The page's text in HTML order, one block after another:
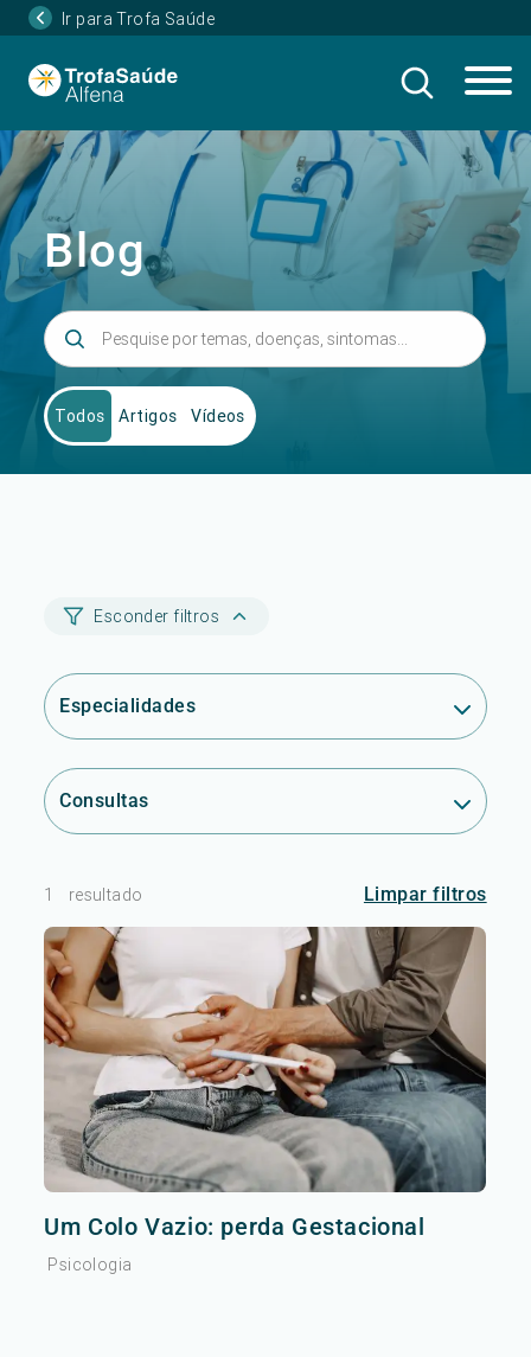
Ir para Trofa Saúde
Blog
Todos Artigos Vídeos
Esconder filtros
Especialidades
Consultas
1 resultado Limpar filtros
Um Colo Vazio: perda Gestacional
Psicologia